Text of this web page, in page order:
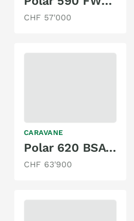
CHF 57'000
CARAVANE
Polar 620 BSA BLACKLINE M25
CHF 63'900